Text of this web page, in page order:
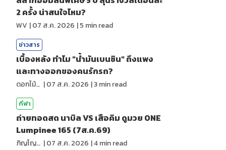
2 ครั้ง น่าสนใจไหม?
WV |07 ส.ค. 2026 |5 min read
ข่าวสาร
เบื้องหลัง ทำไม "น้ำมันเบนซิน" ถึงแพง
และทางออกของคนรักรถ?
ดอกไม้กับสายน้ำ |07 ส.ค. 2026 |3min read
กีฬา
ถ่ายทอดสด นาบิล VS เสือคิม ดูมวย ONE
Lumpinee 165 (7ส.ค.69)
ภิญโญ ส่องแสง |07 ส.ค. 2026 |4min read